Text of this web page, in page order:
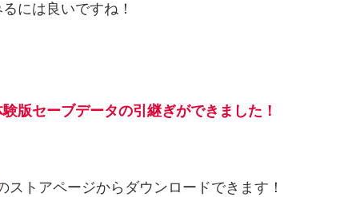
には良いですね！
版セーブデータの引継ぎができました！
ストアページからダウンロードできます！